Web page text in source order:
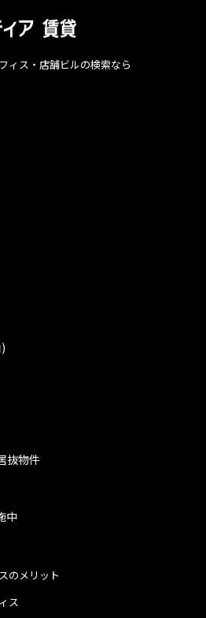
ィス・店舗ビルの検索なら
抜物件
中
ス
のメリット